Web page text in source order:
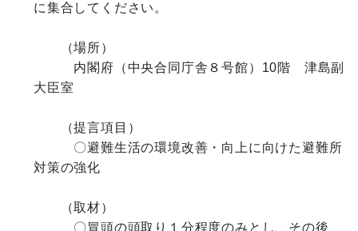
に集合してください。
（場所）
内閣府（中央合同庁舎８号館）10階　津島副
大臣室
（提言項目）
〇避難生活の環境改善・向上に向けた避難所
対策の強化
（取材）
〇冒頭の頭取り１分程度のみとし、その後、